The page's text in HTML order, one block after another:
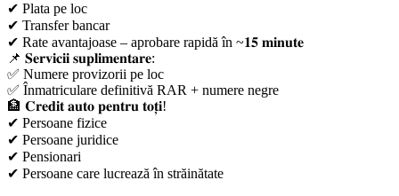
✔ Plata pe loc
✔ Transfer bancar
✔ Rate avantajoase – aprobare rapidă în ~𝟏𝟓 𝐦𝐢𝐧𝐮𝐭𝐞
📌 𝐒𝐞𝐫𝐯𝐢𝐜𝐢𝐢 𝐬𝐮𝐩𝐥𝐢𝐦𝐞𝐧𝐭𝐚𝐫𝐞:
✅ Numere provizorii pe loc
✅ Înmatriculare definitivă RAR + numere negre
🏦 𝐂𝐫𝐞𝐝𝐢𝐭 𝐚𝐮𝐭𝐨 𝐩𝐞𝐧𝐭𝐫𝐮 𝐭𝐨𝐭̦𝐢!
✔ Persoane fizice
✔ Persoane juridice
✔ Pensionari
✔ Persoane care lucrează în străinătate